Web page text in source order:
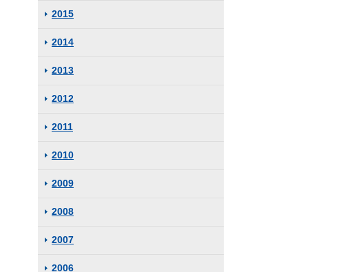
2015
2014
2013
2012
2011
2010
2009
2008
2007
2006